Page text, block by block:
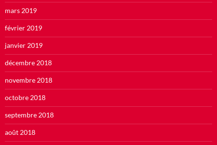
mars 2019
février 2019
janvier 2019
décembre 2018
novembre 2018
octobre 2018
septembre 2018
août 2018